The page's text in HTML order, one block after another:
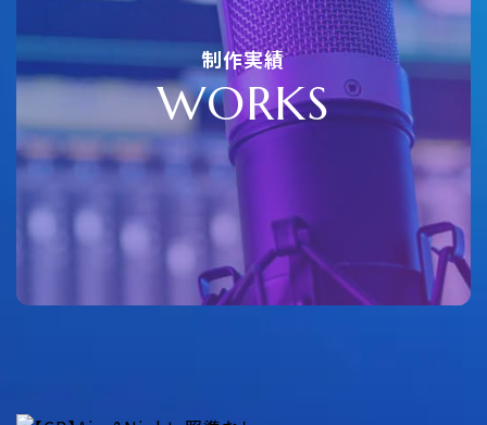
制作実績
WORKS